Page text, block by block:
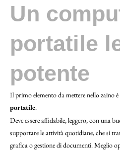
Un
portatile
potente
Il primo elemento da mettere nello zaino
portatile.
Deve essere affidabile, leggero, con una
supportare le attività quotidiane, che si
grafica o gestione di documenti. Meglio